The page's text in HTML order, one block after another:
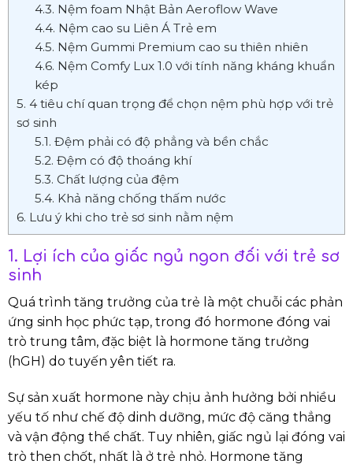
4.3. Nệm foam Nhật Bản Aeroflow Wave
4.4. Nệm cao su Liên Á Trẻ em
4.5. Nệm Gummi Premium cao su thiên nhiên
4.6. Nệm Comfy Lux 1.0 với tính năng kháng khuẩn
kép
5. 4 tiêu chí quan trọng để chọn nệm phù hợp với trẻ
sơ sinh
5.1. Đệm phải có độ phẳng và bền chắc
5.2. Đệm có độ thoáng khí
5.3. Chất lượng của đệm
5.4. Khả năng chống thấm nước
6. Lưu ý khi cho trẻ sơ sinh nằm nệm
1. Lợi ích của giấc ngủ ngon đối với trẻ sơ
sinh
Quá trình tăng trưởng của trẻ là một chuỗi các phản
ứng sinh học phức tạp, trong đó hormone đóng vai
trò trung tâm, đặc biệt là hormone tăng trưởng
(hGH) do tuyến yên tiết ra.
Sự sản xuất hormone này chịu ảnh hưởng bởi nhiều
yếu tố như chế độ dinh dưỡng, mức độ căng thẳng
và vận động thể chất. Tuy nhiên, giấc ngủ lại đóng vai
trò then chốt, nhất là ở trẻ nhỏ. Hormone tăng